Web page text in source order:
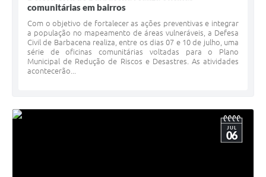
comunitárias em bairros
Com o objetivo de fortalecer as ações preventivas e integrar
a população no mapeamento de áreas vulneráveis, a Defesa
Civil de Barbacena realiza, entre os dias 07 e 10 de julho, uma
série de oficinas comunitárias voltadas para o Plano
Municipal de Redução de Riscos e Desastres. As atividades
acontecerão...
JUL
06